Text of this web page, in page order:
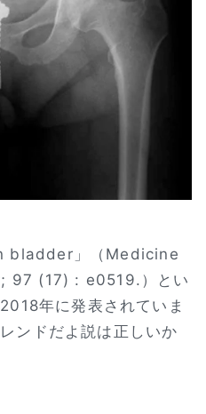
bladder」（Medicine
97 (17) : e0519.）とい
年に発表されていま
ンドだよ説は正しいか